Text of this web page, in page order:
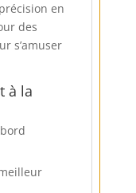
en
des
s’amuser
à la